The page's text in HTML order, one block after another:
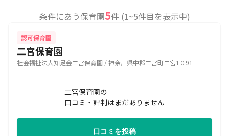
条件にあう保育園5件 (1~5件目を表示中)
認可保育園
二宮保育園
社会福祉法人知足会二宮保育園 / 神奈川県中郡二宮町二宮1０91
二宮保育園の
口コミ・評判はまだありません
口コミを投稿